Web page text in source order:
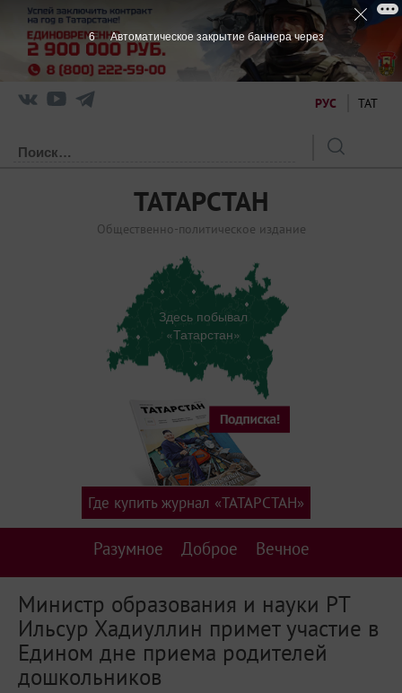
РУС ТАТ
ТАТАРСТАН
Общественно-политическое издание
Здесь побывал
«Татарстан»
Разумное Доброе Вечное
Где купить журнал «ТАТАРСТАН»
Министр образования и науки РТ
Ильсур Хадиуллин примет участие в
Едином дне приема родителей
дошкольников
5 Автоматическое закрытие баннера через